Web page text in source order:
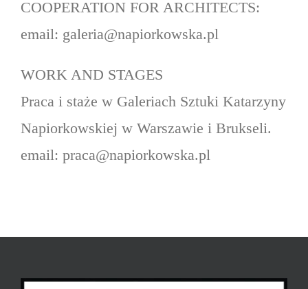
COOPERATION FOR ARCHITECTS:
email: galeria@napiorkowska.pl
WORK AND STAGES
Praca i staże w Galeriach Sztuki Katarzyny
Napiorkowskiej w Warszawie i Brukseli.
email: praca@napiorkowska.pl